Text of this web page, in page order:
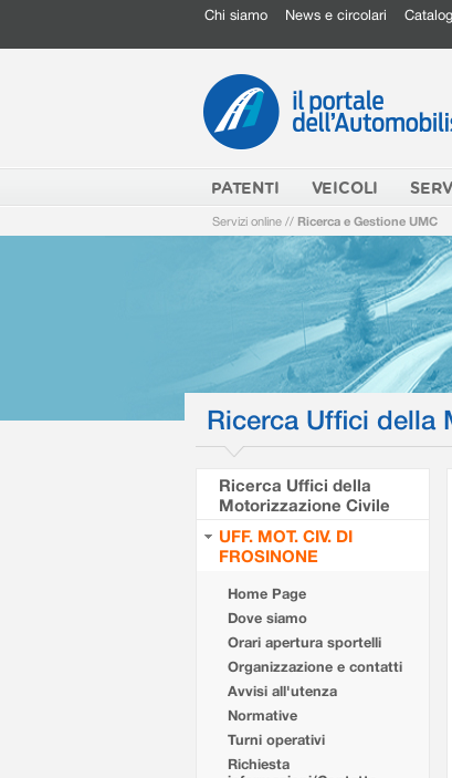
Chi siamo News e circolari
PATENTI VEICOLI
Servizi online // Ricerca e Gestione UMC
Ricerca Uffici della
Ricerca Uffici della
Motorizzazione Civile
UFF. MOT. CIV. DI
FROSINONE
Home Page
Dove siamo
Orari apertura sportelli
Organizzazione e contatti
Avvisi all'utenza
Normative
Turni operativi
Richiesta